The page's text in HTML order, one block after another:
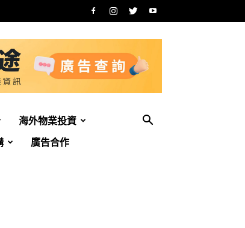
海外物業投資
廣告合作